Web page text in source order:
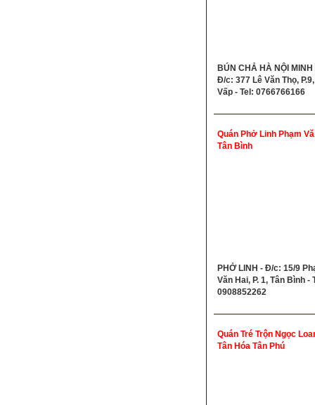
BÚN CHẢ HÀ NỘI MINH
Đ/c: 377 Lê Văn Thọ,
Vấp - Tel: 0766766166
Quán Phở Linh Phạm
Tân Bình
PHỞ LINH - Đ/c: 15/9
Văn Hai, P. 1, Tân Bình -
0908852262
Quán Tré Trộn Ngọc
Tân Hóa Tân Phú